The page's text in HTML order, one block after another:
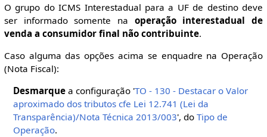
O grupo do ICMS Interestadual para a UF de destino deve
ser informado somente na operação interestadual de
venda a consumidor final não contribuinte.
Caso alguma das opções acima se enquadre na Operação
(Nota Fiscal):
Desmarque a configuração 'TO - 130 - Destacar o Valor
aproximado dos tributos cfe Lei 12.741 (Lei da
Transparência)/Nota Técnica 2013/003', doTipo de
Operação.